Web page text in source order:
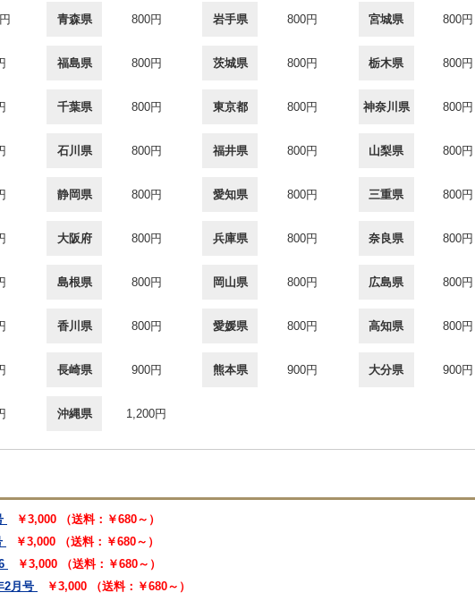
青森県 800円 岩手県 800円 宮城県 800円
福島県 800円 茨城県 800円 栃木県 800円
千葉県 800円 東京都 800円 神奈川県 800円
石川県 800円 福井県 800円 山梨県 800円
静岡県 800円 愛知県 800円 三重県 800円
大阪府 800円 兵庫県 800円 奈良県 800円
島根県 800円 岡山県 800円 広島県 800円
香川県 800円 愛媛県 800円 高知県 800円
長崎県 900円 熊本県 900円 大分県 900円
沖縄県 1,200円
￥3,000 （送料：￥680～）
￥3,000 （送料：￥680～）
￥3,000 （送料：￥680～）
2月号
￥3,000 （送料：￥680～）